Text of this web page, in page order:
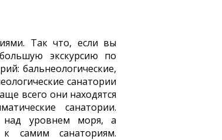
Так что, если вы
экскурсию по
бальнеологические,
санатории
всего они находятся
санатории.
уровнем моря, а
самим санаториям.